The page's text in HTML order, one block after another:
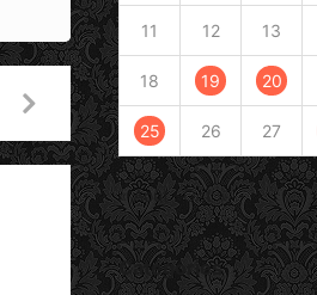
11 12 13
18 19 20
25 26 27
« Août Oct »
Catégories